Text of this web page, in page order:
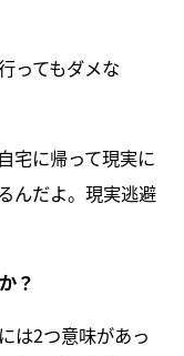
ってもダメな
宅に帰って現実に
んだよ。現実逃避
？
は2つ意味があっ